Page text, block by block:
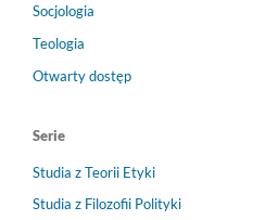
Socjologia
Teologia
Otwarty dostęp
Serie
Studia z Teorii Etyki
Studia z Filozofii Polityki